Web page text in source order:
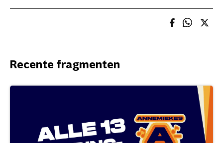
Recente fragmenten